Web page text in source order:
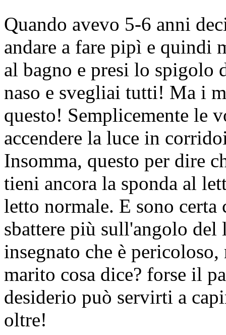
Quando avevo 5-6 anni
andare a fare pipì e quindi
al bagno e presi lo spigolo
naso e svegliai tutti! Ma i
questo! Semplicemente le
accendere la luce in
Insomma, questo per dire
tieni ancora la sponda al
letto normale. E sono
sbattere più sull'angolo del
insegnato che è
marito cosa dice? forse il
desiderio può servirti a
oltre!